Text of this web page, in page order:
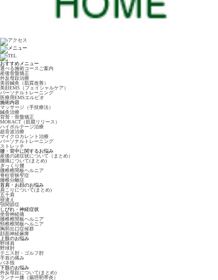
おすすめメニュー
選べる施術コースご案内
産後骨盤矯正
外反母趾治療
美容鍼灸（肌質改善）
美顔EMS（フェイシャルケア）
パーソナルトレーニング
医療用EMSエルビオ
施術内容
マッサージ（手技療法）
鍼灸治療
背骨・骨盤矯正
MORACT（筋膜リリース）
ハイボルテージ治療
超音波治療
マイクロカレント治療
パーソナルトレーニング
ストレッチ
腰・背中に関するお悩み
産後の諸症状について（まとめ）
腰痛について(まとめ)
ぎっくり腰
腰椎椎間板ヘルニア
脊柱管狭窄症
腰椎分離症
首肩・お顔のお悩み
肩こりについて(まとめ)
五十肩
寝違え
顎関節症
しびれ・神経症状
坐骨神経痛
腰椎椎間板ヘルニア
頸椎椎間板ヘルニア
胸郭出口症候群
顔面神経麻痺
上肢のお悩み
野球肩
野球肘
テニス肘・ゴルフ肘
手首の痛み
バネ指
下肢のお悩み
外反母趾について(まとめ)
ランナー膝（腸脛靭帯炎）